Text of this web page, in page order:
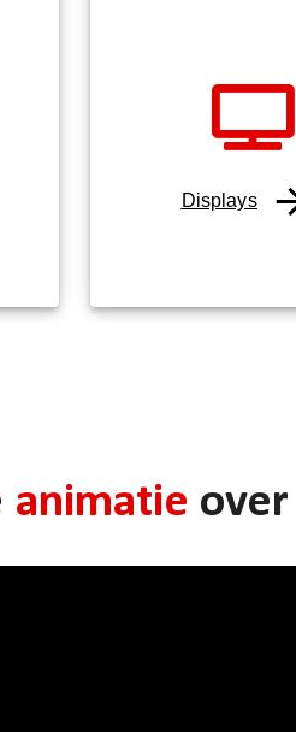
Displays
animatie over